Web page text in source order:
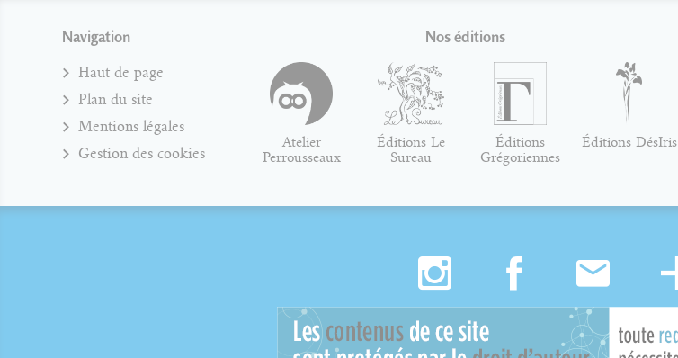
Navigation
Haut de page
Plan du site
Mentions légales
Gestion des cookies
Nos éditions
Atelier
Perrousseaux
Éditions Le
Sureau
Éditions
Grégoriennes
Éditions DésIris